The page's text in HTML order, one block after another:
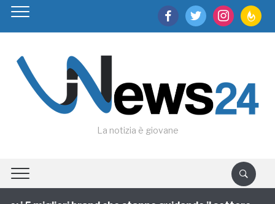
facebooktwitter instagram
La notizia è giovane